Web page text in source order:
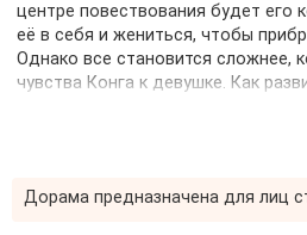
центре повествования будет его
её в себя и жениться, чтобы
Однако все становится сложнее,
чувства Конга к девушке. Как
Как вы думаете, сможет ли Конг
Дорама предназначена для лиц